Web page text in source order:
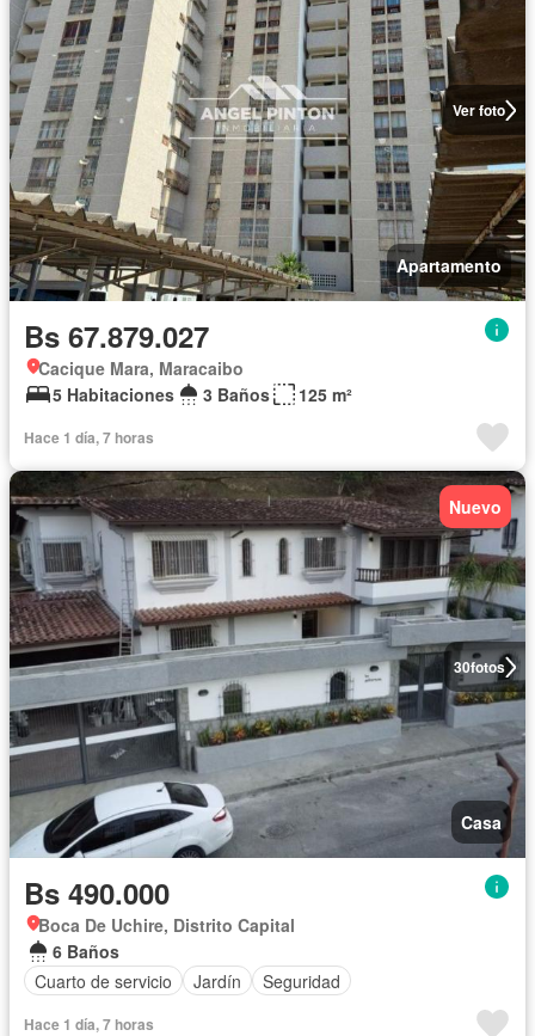
Ver foto
Apartamento
Bs 67.879.027
Cacique Mara, Maracaibo
5 Habitaciones
3 Baños 125 m²
Hace 1 día, 7 horas
30fotos
Nuevo
Casa
Bs 490.000
Boca De Uchire, Distrito Capital
6 Baños
Cuarto de servicio
Jardín Seguridad
Hace 1 día, 7 horas